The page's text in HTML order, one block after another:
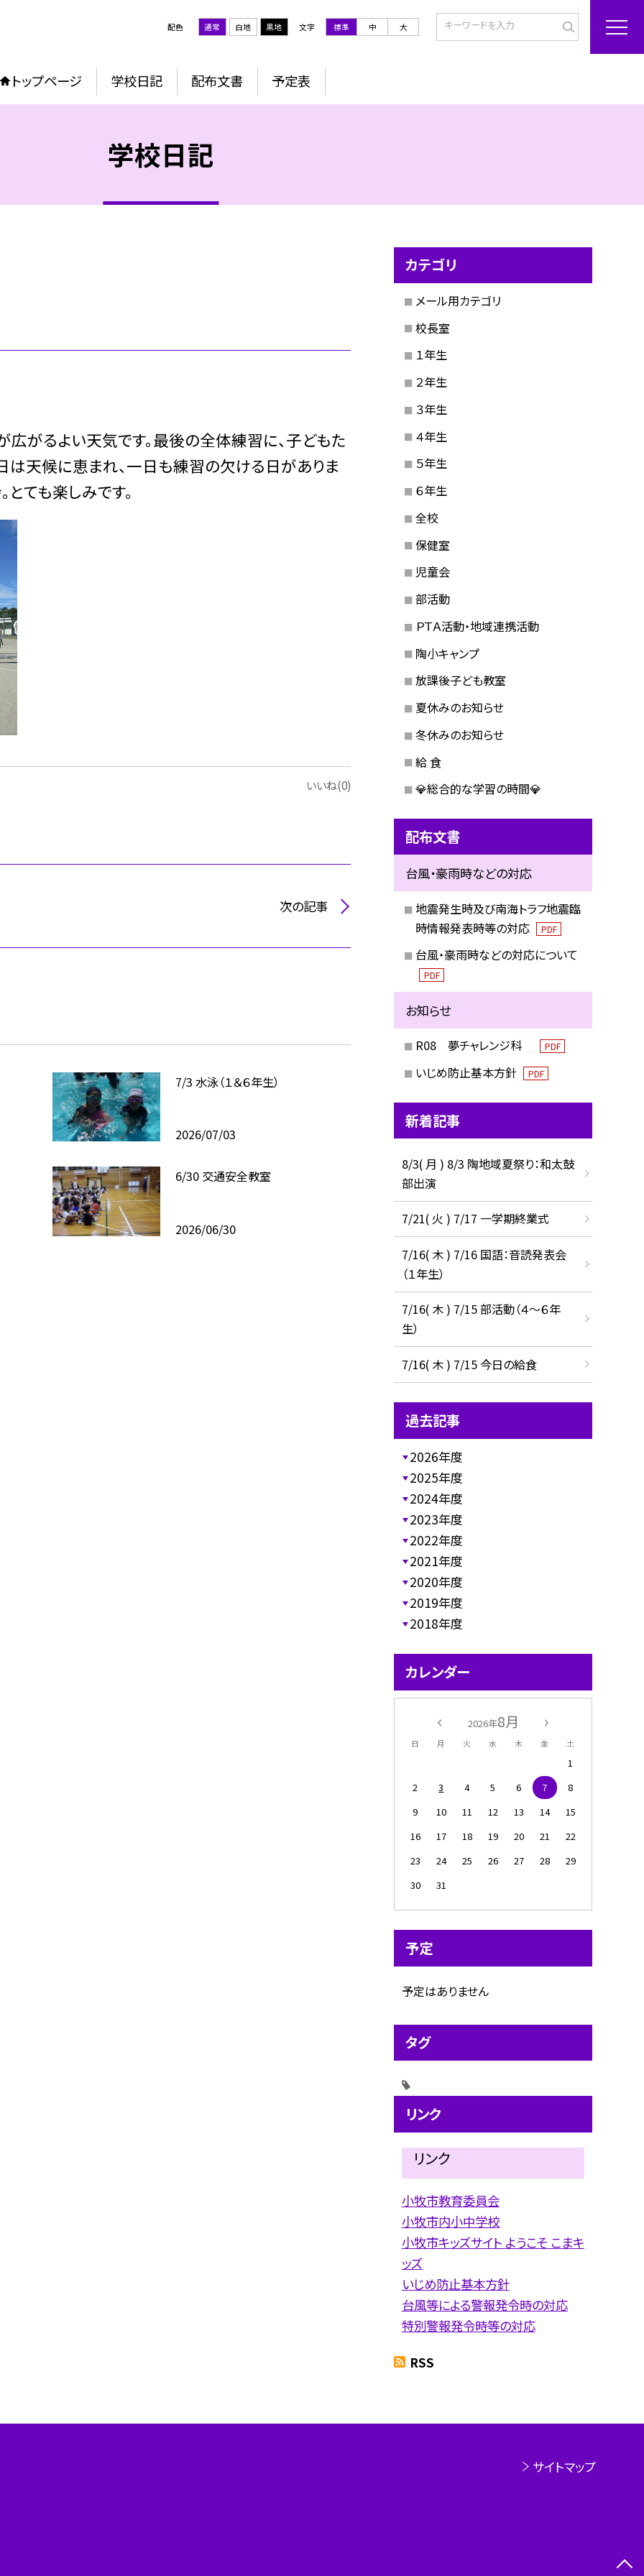
配色 通常 白地 黒地 文字 標準 中 大
トップページ 学校日記 配布文書 予定表
学校日記
がるよい天気です。最後の全体練習に、子どもた
は天候に恵まれ、一日も練習の欠ける日がありま
ても楽しみです。
いいね(0)
次の記事
7/3 水泳（１＆６年生）
2026/07/03
6/30 交通安全教室
2026/06/30
カテゴリ
メール用カテゴリ
校長室
１年生
２年生
３年生
４年生
５年生
６年生
全校
保健室
児童会
部活動
ＰＴＡ活動・地域連携活動
陶小キャンプ
放課後子ども教室
夏休みのお知らせ
冬休みのお知らせ
給 食
💎総合的な学習の時間💎
配布文書
台風・豪雨時などの対応
地震発生時及び南海トラフ地震臨
時情報発表時等の対応
PDF
台風・豪雨時などの対応について
PDF
お知らせ
R08 夢チャレンジ科 PDF
いじめ防止基本方針 PDF
新着記事
8/3( 月 ) 8/3 陶地域夏祭り：和太鼓
部出演
7/21( 火 ) 7/17 一学期終業式
7/16( 木 ) 7/16 国語：音読発表会
（１年生）
7/16( 木 ) 7/15 部活動（４～６年
生）
7/16( 木 ) 7/15 今日の給食
過去記事
2026年度
2025年度
2024年度
2023年度
2022年度
2021年度
2020年度
2019年度
2018年度
カレンダー
2026年8月
日 月 火 水 木 金 土
1
2
3 4 5 6 7
8
9
10 11 12 13 14
15
16
17 18 19 20 21
22
23
24 25 26 27 28
29
30
31
予定
予定はありません
タグ
リンク
リンク
小牧市教育委員会
小牧市内小中学校
小牧市キッズサイト ようこそ こまキ
ッズ
いじめ防止基本方針
台風等による警報発令時の対応
特別警報発令時等の対応
RSS
サイトマップ